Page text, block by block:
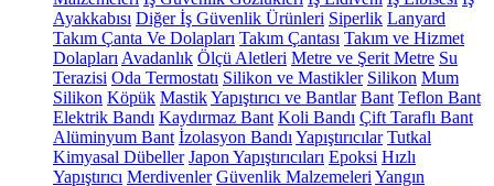
Ayakkabısı Diğer İş Güvenlik Ürünleri Siperlik Lanyard
Takım Çanta Ve Dolapları Takım Çantası Takım ve Hizmet
Dolapları Avadanlık Ölçü Aletleri Metre ve Şerit Metre Su
Terazisi Oda Termostatı Silikon ve Mastikler Silikon Mum
Silikon Köpük MastikYapıştırıcı ve Bantlar Bant Teflon Bant
Elektrik Bandı Kaydırmaz Bant Koli Bandı Çift Taraflı Bant
Alüminyum Bant İzolasyon Bandı Yapıştırıcılar Tutkal
Kimyasal Dübeller Japon Yapıştırıcıları Epoksi Hızlı
Yapıştırıcı Merdivenler Güvenlik Malzemeleri Yangın